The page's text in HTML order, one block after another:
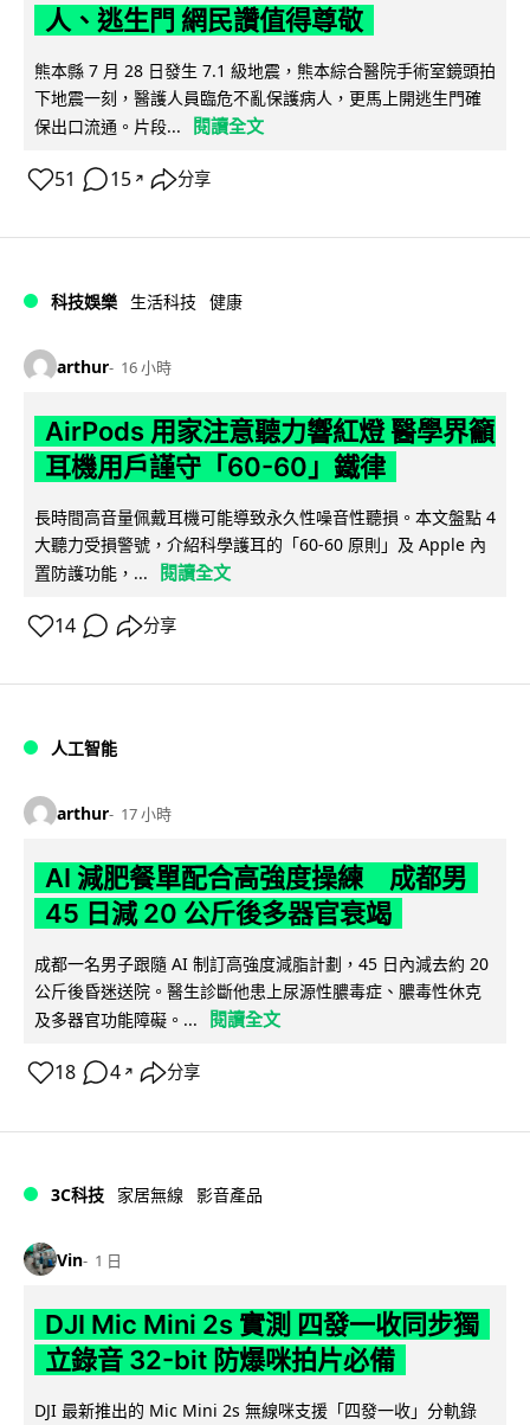
人、逃生門 網民讚值得尊敬
熊本縣 7 月 28 日發生 7.1 級地震，熊本綜合醫院手術室鏡頭拍
下地震一刻，醫護人員臨危不亂保護病人，更馬上開逃生門確
保出口流通。片段...
閱讀全文
51 15 ↗ 分享
科技娛樂 生活科技 健康
arthur 16 小時
AirPods 用家注意聽力響紅燈 醫學界籲
耳機用戶謹守「60-60」鐵律
長時間高音量佩戴耳機可能導致永久性噪音性聽損。本文盤點 4
大聽力受損警號，介紹科學護耳的「60-60 原則」及 Apple 內
置防護功能，...
閱讀全文
14 分享
人工智能
arthur 17 小時
AI 減肥餐單配合高強度操練 成都男
45 日減 20 公斤後多器官衰竭
成都一名男子跟隨 AI 制訂高強度減脂計劃，45 日內減去約 20
公斤後昏迷送院。醫生診斷他患上尿源性膿毒症、膿毒性休克
及多器官功能障礙。...
閱讀全文
18 4 ↗ 分享
3C科技 家居無線 影音產品
Vin 1 日
DJI Mic Mini 2s 實測 四發一收同步獨
立錄音 32-bit 防爆咪拍片必備
DJI 最新推出的 Mic Mini 2s 無線咪支援「四發一收」分軌錄